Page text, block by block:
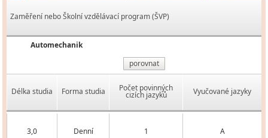
Zaměření nebo Školní vzdělávací program (ŠVP)
Automechanik
porovnat
Délka studia Forma studia Počet povinných
cizích jazyků Vyučované jazyky
3,0 Denní 1 A